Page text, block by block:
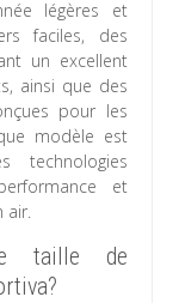
légères et
faciles, des
un excellent
ainsi que des
pour les
modèle est
et
air.
taille de